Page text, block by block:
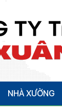
NHÀ XƯỞNG